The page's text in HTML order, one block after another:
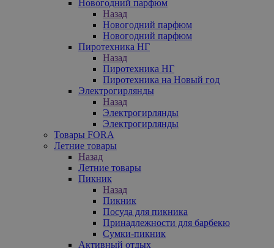
Новогодний парфюм
Назад
Новогодний парфюм
Новогодний парфюм
Пиротехника НГ
Назад
Пиротехника НГ
Пиротехника на Новый год
Электрогирлянды
Назад
Электрогирлянды
Электрогирлянды
Товары FORA
Летние товары
Назад
Летние товары
Пикник
Назад
Пикник
Посуда для пикника
Принадлежности для барбекю
Сумки-пикник
Активный отдых